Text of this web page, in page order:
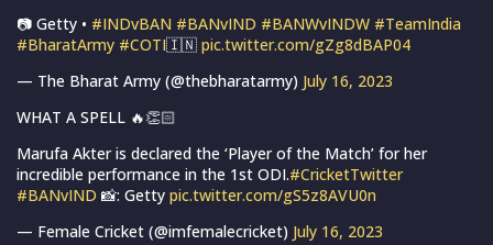
📷 Getty • #INDvBAN #BANvIND #BANWvINDW #TeamIndia
#BharatArmy #COTI🇮🇳 pic.twitter.com/gZg8dBAP04
— The Bharat Army (@thebharatarmy) July 16, 2023
WHAT A SPELL 🔥👏🏻
Marufa Akter is declared the ‘Player of the Match’ for her
incredible performance in the 1st ODI.#CricketTwitter
#BANvIND 📸: Getty pic.twitter.com/gS5z8AVU0n
— Female Cricket (@imfemalecricket) July 16, 2023